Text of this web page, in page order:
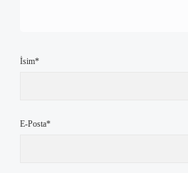
İsim*
E-Posta*